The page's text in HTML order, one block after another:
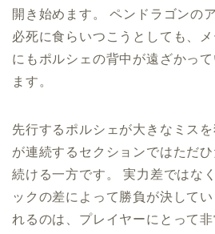
開き始めます。 ペンドラゴンの
必死に食らいつこうとしても、
にもポルシェの背中が遠ざかっ
ます。
先行するポルシェが大きなミス
が連続するセクションではただ
続ける一方です。 実力差ではな
ックの差によって勝負が決して
れるのは、プレイヤーにとって